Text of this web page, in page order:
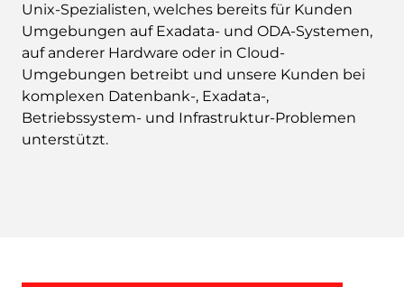
Unix-Spezialisten, welches bereits für Kunden
Umgebungen auf Exadata- und ODA-Systemen,
auf anderer Hardware oder in Cloud-
Umgebungen betreibt und unsere Kunden bei
komplexen Datenbank-, Exadata-,
Betriebssystem- und Infrastruktur-Problemen
unterstützt.